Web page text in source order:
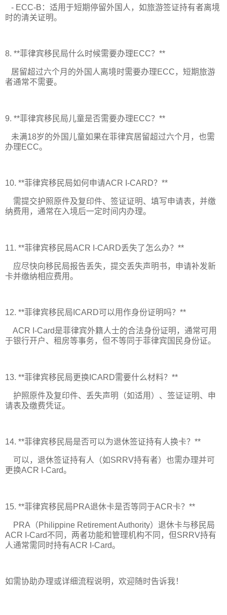
- ECC-B：适用于短期停留外国人，如旅游签证持有者离境
时的清关证明。
8. **菲律宾移民局什么时候需要办理ECC？**
居留超过六个月的外国人离境时需要办理ECC，短期旅游
者通常不需要。
9. **菲律宾移民局儿童是否需要办理ECC？**
未满18岁的外国儿童如果在菲律宾居留超过六个月，也需
办理ECC。
10. **菲律宾移民局如何申请ACR I-CARD？**
需提交护照原件及复印件、签证证明、填写申请表，并缴
纳费用，通常在入境后一定时间内办理。
11. **菲律宾移民局ACR I-CARD丢失了怎么办？**
应尽快向移民局报告丢失，提交丢失声明书，申请补发新
卡并缴纳相应费用。
12. **菲律宾移民局ICARD可以用作身份证明吗？**
ACR I-Card是菲律宾外籍人士的合法身份证明，通常可用
于银行开户、租房等事务，但不等同于菲律宾国民身份证。
13. **菲律宾移民局更换ICARD需要什么材料？**
护照原件及复印件、丢失声明（如适用）、签证证明、申
请表及缴费凭证。
14. **菲律宾移民局是否可以为退休签证持有人换卡？**
可以，退休签证持有人（如SRRV持有者）也需办理并可
更换ACR I-Card。
15. **菲律宾移民局PRA退休卡是否等同于ACR卡？**
PRA（Philippine Retirement Authority）退休卡与移民局
ACR I-Card不同，两者功能和管理机构不同，但SRRV持有
人通常需同时持有ACR I-Card。
如需协助办理或详细流程说明，欢迎随时告诉我！